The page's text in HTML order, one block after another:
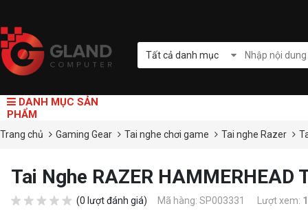
Tất cả danh mục
DANH MỤC SẢN
PHẨM
Trang chủ Gaming Gear Tai nghe chơi game Tai nghe Razer
Tai Nghe RAZER HAMMERHEAD
(0 lượt đánh giá) Mã hàng: SP003331 Lượt xem: